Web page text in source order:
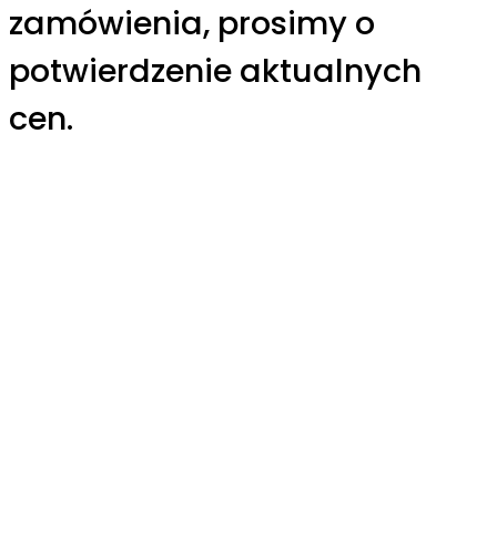
zamówienia, prosimy o
potwierdzenie aktualnych
cen.